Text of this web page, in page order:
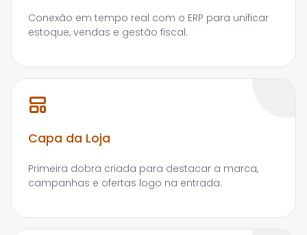
Conexão em tempo real com o ERP para unificar
estoque, vendas e gestão fiscal.
Capa da Loja
Primeira dobra criada para destacar a marca,
campanhas e ofertas logo na entrada.